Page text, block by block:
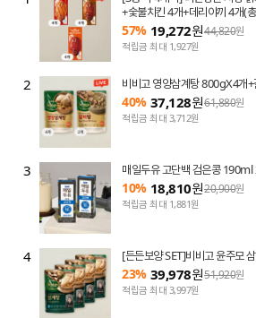
담기
담기
담기
+숯불치킨 4개+데리야끼 4개(
57% 19,272원44,820원
적립금 최대 1,927원
2 비비고 영양삼계탕 800gX4개
40% 37,128원61,880원
적립금 최대 3,712원
3 매일두유 고단백 검은콩 190ml
10% 18,810원20,900원
적립금 최대 1,881원
4 [든든보양 SET]비비고 윤주모
23% 39,978원51,920원
적립금 최대 3,997원